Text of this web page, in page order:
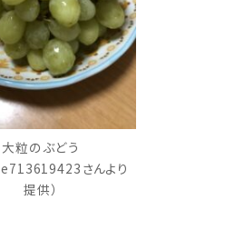
大粒のぶどう
さんより
提供）